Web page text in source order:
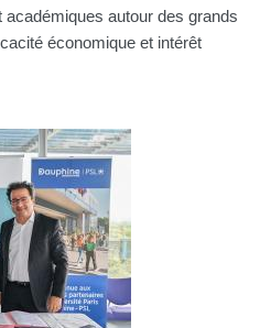
autour des grands
économique et intérêt